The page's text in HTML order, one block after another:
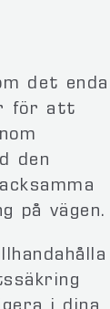
det enda
för att
den
på vägen.